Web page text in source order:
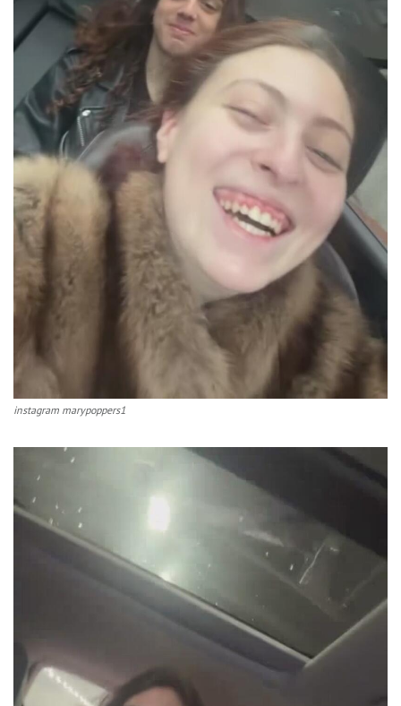
instagram marypoppers1